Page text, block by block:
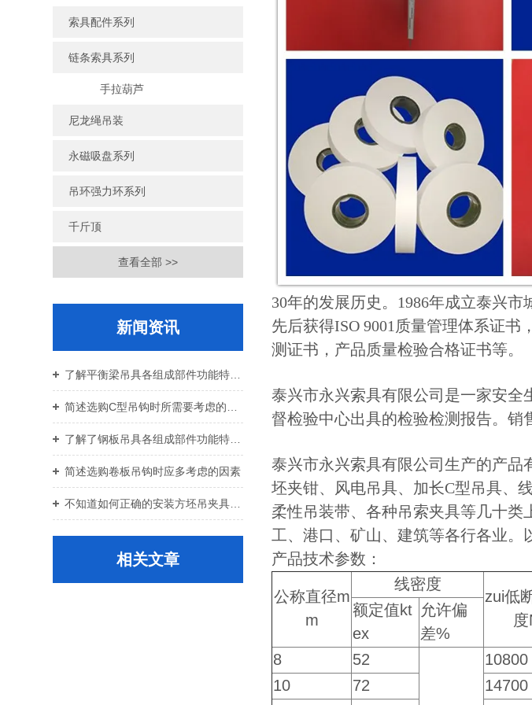
索具配件系列
链条索具系列
手拉葫芦
尼龙绳吊装
永磁吸盘系列
吊环强力环系列
千斤顶
查看全部 >>
新闻资讯
简述选购卷板吊钩时应多考虑的因素
相关文章
30年的发展历史。1986年成立泰兴
先后获得ISO 9001质量管理体系证
测证书，产品质量检验合格证书等。
泰兴市永兴索具有限公司是一家安
督检验中心出具的检验检测报告。销
泰兴市永兴索具有限公司生产的产
坯夹钳、风电吊具、加长C型吊具、
柔性吊装带、各种吊索夹具等几十
工、港口、矿山、建筑等各行各业。
产品技术参数：
公称直径m
m
线密度
zui低
度
额定值kt
ex
允许偏
差%
8
52 10800
10 72
14700